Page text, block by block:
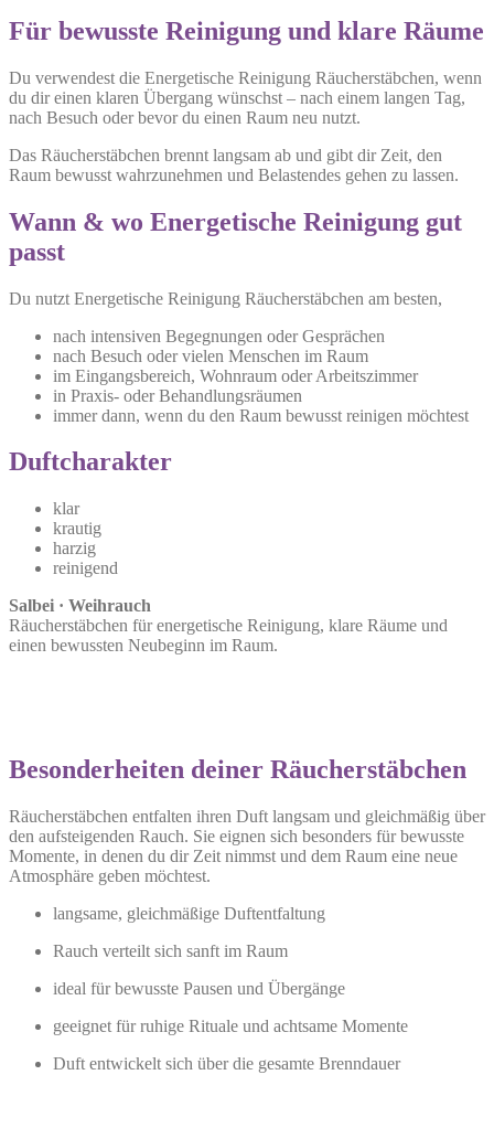
Für bewusste Reinigung und klare Räume
Du verwendest die Energetische Reinigung Räucherstäbchen, wenn
du dir einen klaren Übergang wünschst – nach einem langen Tag,
nach Besuch oder bevor du einen Raum neu nutzt.
Das Räucherstäbchen brennt langsam ab und gibt dir Zeit, den
Raum bewusst wahrzunehmen und Belastendes gehen zu lassen.
Wann & wo Energetische Reinigung gut
passt
Du nutzt Energetische Reinigung Räucherstäbchen am besten,
nach intensiven Begegnungen oder Gesprächen
nach Besuch oder vielen Menschen im Raum
im Eingangsbereich, Wohnraum oder Arbeitszimmer
in Praxis- oder Behandlungsräumen
immer dann, wenn du den Raum bewusst reinigen möchtest
Duftcharakter
klar
krautig
harzig
reinigend
Salbei · Weihrauch
Räucherstäbchen für energetische Reinigung, klare Räume und
einen bewussten Neubeginn im Raum.
Besonderheiten deiner Räucherstäbchen
Räucherstäbchen entfalten ihren Duft langsam und gleichmäßig über
den aufsteigenden Rauch. Sie eignen sich besonders für bewusste
Momente, in denen du dir Zeit nimmst und dem Raum eine neue
Atmosphäre geben möchtest.
langsame, gleichmäßige Duftentfaltung
Rauch verteilt sich sanft im Raum
ideal für bewusste Pausen und Übergänge
geeignet für ruhige Rituale und achtsame Momente
Duft entwickelt sich über die gesamte Brenndauer